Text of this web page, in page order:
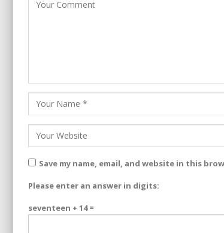
Save my name, email, and website in this
Please enter an answer in digits:
seventeen + 14 =